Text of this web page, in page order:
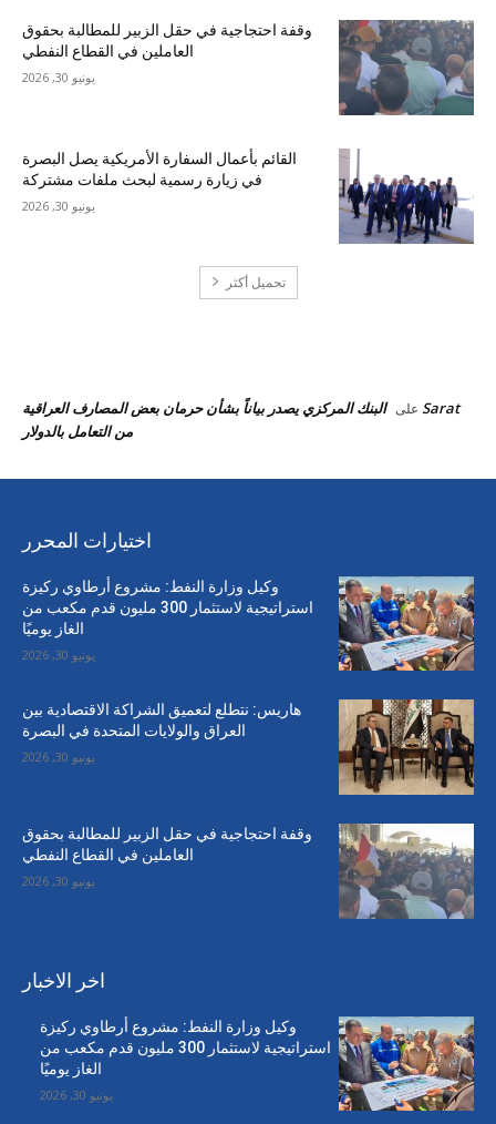
وقفة احتجاجية في حقل الزبير للمطالبة بحقوق
العاملين في القطاع النفطي
يونيو 30, 2026
القائم بأعمال السفارة الأمريكية يصل البصرة
في زيارة رسمية لبحث ملفات مشتركة
يونيو 30, 2026
تحميل أكثر
Sarat على البنك المركزي يصدر بياناً بشأن حرمان بعض المصارف العراقية
من التعامل بالدولار
اختيارات المحرر
وكيل وزارة النفط: مشروع أرطاوي ركيزة
استراتيجية لاستثمار 300 مليون قدم مكعب من
الغاز يوميًا
يونيو 30, 2026
هاريس: نتطلع لتعميق الشراكة الاقتصادية بين
العراق والولايات المتحدة في البصرة
يونيو 30, 2026
وقفة احتجاجية في حقل الزبير للمطالبة بحقوق
العاملين في القطاع النفطي
يونيو 30, 2026
اخر الاخبار
وكيل وزارة النفط: مشروع أرطاوي ركيزة
استراتيجية لاستثمار 300 مليون قدم مكعب من
الغاز يوميًا
يونيو 30, 2026